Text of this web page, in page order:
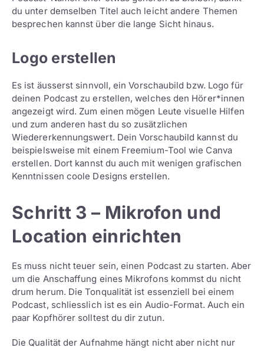
du unter demselben Titel auch leicht andere Themen
besprechen kannst über die lange Sicht hinaus.
Logo erstellen
Es ist äusserst sinnvoll, ein Vorschaubild bzw. Logo für
deinen Podcast zu erstellen, welches den Hörer*innen
angezeigt wird. Zum einen mögen Leute visuelle Hilfen
und zum anderen hast du so zusätzlichen
Wiedererkennungswert. Dein Vorschaubild kannst du
beispielsweise mit einem Freemium-Tool wie Canva
erstellen. Dort kannst du auch mit wenigen grafischen
Kenntnissen coole Designs erstellen.
Schritt 3 – Mikrofon und
Location einrichten
Es muss nicht teuer sein, einen Podcast zu starten. Aber
um die Anschaffung eines Mikrofons kommst du nicht
drum herum. Die Tonqualität ist essenziell bei einem
Podcast, schliesslich ist es ein Audio-Format. Auch ein
paar Kopfhörer solltest du dir zutun.
Die Qualität der Aufnahme hängt nicht aber nicht nur